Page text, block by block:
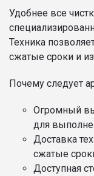
Удобнее все
Техника
сжатые сроки и
Почему следует
Огромный
для
Доставка
сжатые
Доступная